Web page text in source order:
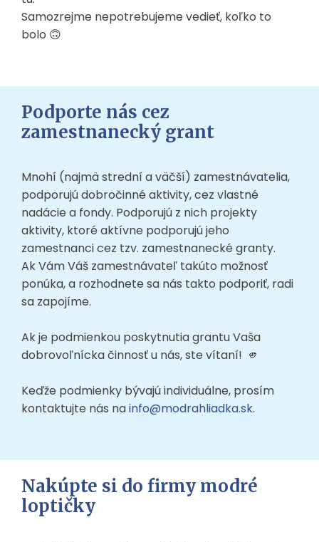
Samozrejme nepotrebujeme vedieť, koľko to
bolo 🙃
Podporte nás cez
zamestnanecký grant
Mnohí (najmä strední a väčší) zamestnávatelia,
podporujú dobročinné aktivity, cez vlastné
nadácie a fondy. Podporujú z nich projekty
aktivity, ktoré aktívne podporujú jeho
zamestnanci cez tzv. zamestnanecké granty.
Ak Vám Váš zamestnávateľ takúto možnosť
ponúka, a rozhodnete sa nás takto podporiť, radi
sa zapojíme.
Ak je podmienkou poskytnutia grantu Vaša
dobrovoľnícka činnosť u nás, ste vítaní! 🫵
Keďže podmienky bývajú individuálne, prosím
kontaktujte nás nainfo@modrahliadka.sk.
Nakúpte si do firmy modré
loptičky